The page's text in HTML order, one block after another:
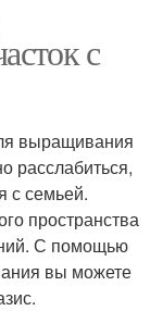
с
выращивания
расслабиться,
с семьей.
пространства
С помощью
вы можете